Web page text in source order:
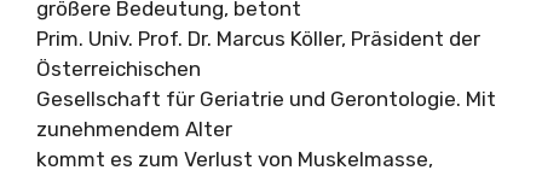
größere Bedeutung, betont
Prim. Univ. Prof. Dr. Marcus Köller, Präsident der
Österreichischen
Gesellschaft für Geriatrie und Gerontologie. Mit
zunehmendem Alter
kommt es zum Verlust von Muskelmasse,